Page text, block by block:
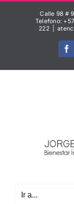
Calle 98 #
Telefono:
222
Ir a...